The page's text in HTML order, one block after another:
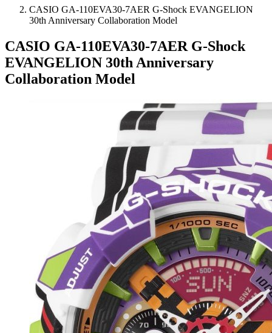
CASIO GA-110EVA30-7AER G-Shock EVANGELION
30th Anniversary Collaboration Model
CASIO GA-110EVA30-7AER G-Shock
EVANGELION 30th Anniversary
Collaboration Model